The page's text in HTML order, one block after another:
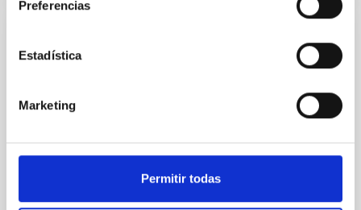
Preferencias
Estadística
Marketing
Permitir todas
hemispheres and using a new photometric
technique. This technique uses a region far enough